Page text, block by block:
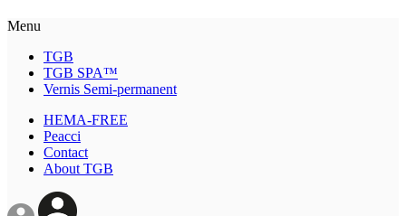
Menu
TGB
TGB SPA™
Vernis Semi-permanent
HEMA-FREE
Peacci
Contact
About TGB